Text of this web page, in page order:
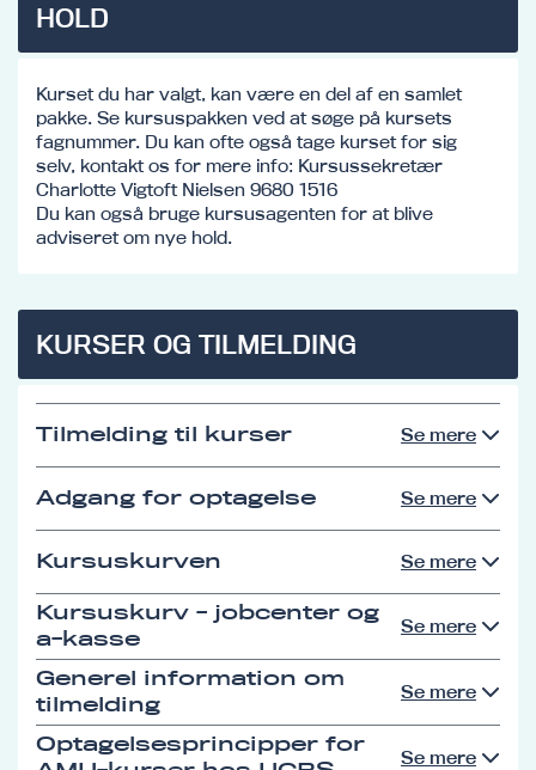
HOLD
Kurset du har valgt, kan være en del af en samlet
pakke. Se kursuspakken ved at søge på kursets
fagnummer. Du kan ofte også tage kurset for sig
selv, kontakt os for mere info: Kursussekretær
Charlotte Vigtoft Nielsen 9680 1516
Du kan også bruge kursusagenten for at blive
adviseret om nye hold.
KURSER OG TILMELDING
Tilmelding til kurser Se mere
Adgang for optagelse Se mere
Kursuskurven Se mere
Kursuskurv - jobcenter og
a-kasse
Se mere
Generel information om
tilmelding
Se mere
Optagelsesprincipper for
Se mere